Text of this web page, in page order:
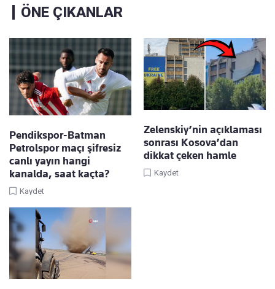
ÖNE ÇIKANLAR
Pendikspor-Batman
Petrolspor maçı şifresiz
canlı yayın hangi
kanalda, saat kaçta?
Kaydet
Zelenskiy’nin açıklaması
sonrası Kosova’dan
dikkat çeken hamle
Kaydet